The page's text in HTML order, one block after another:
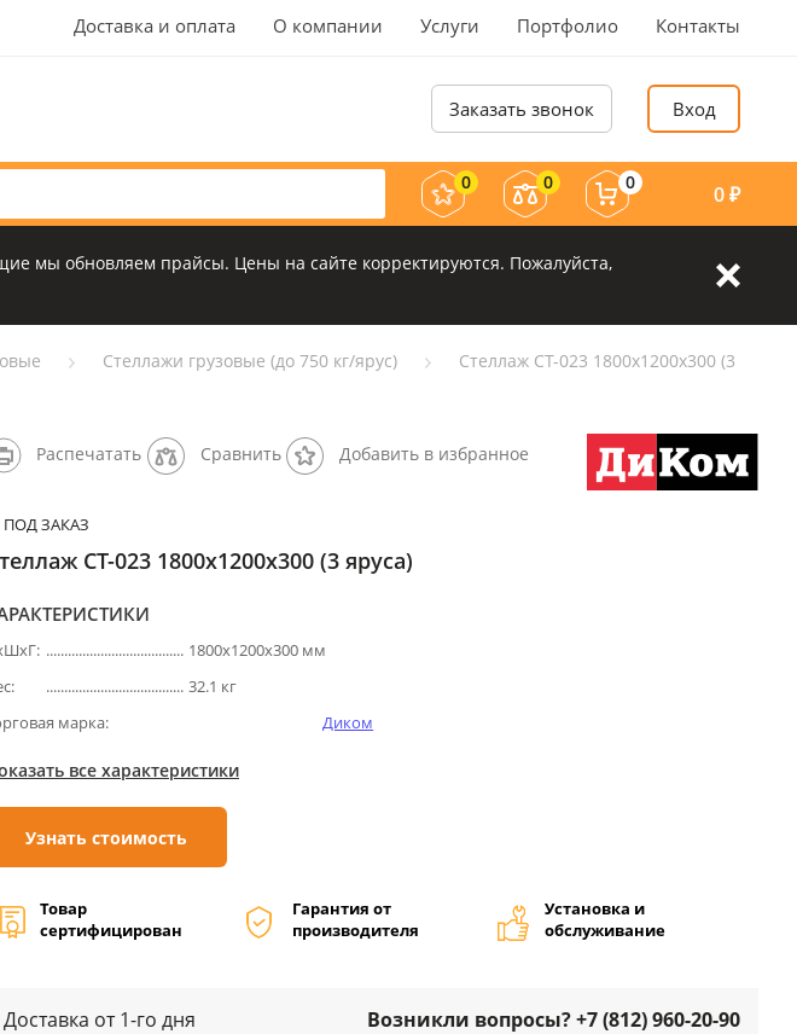
Доставка и оплата О компании Услуги Портфолио Контакты
Заказать звонок Вход
0 0 0 0₽
мы обновляем прайсы. Цены на сайте корректируются. Пожалуйста,
Стеллажи грузовые (до 750 кг/ярус)
Стеллаж СТ-023 1800х1200х300 (3
Распечатать Сравнить Добавить в избранное
ПОД ЗАКАЗ
СТ-023 1800х1200х300 (3 яруса)
1800х1200х300 мм
32.1 кг
марка:
Диком
все характеристики
Узнать стоимость
Товар
сертифицирован
Гарантия от
производителя
Установка и
обслуживание
Доставка от 1-го дня Возникли вопросы? +7 (812) 960-20-90